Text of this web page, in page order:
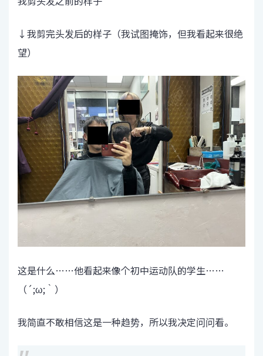
↓我剪完头发后的样子（我试图掩饰，但我看起来很绝
望）
这是什么……他看起来像个初中运动队的学生……
（´;ω;｀）
我简直不敢相信这是一种趋势，所以我决定问问看。